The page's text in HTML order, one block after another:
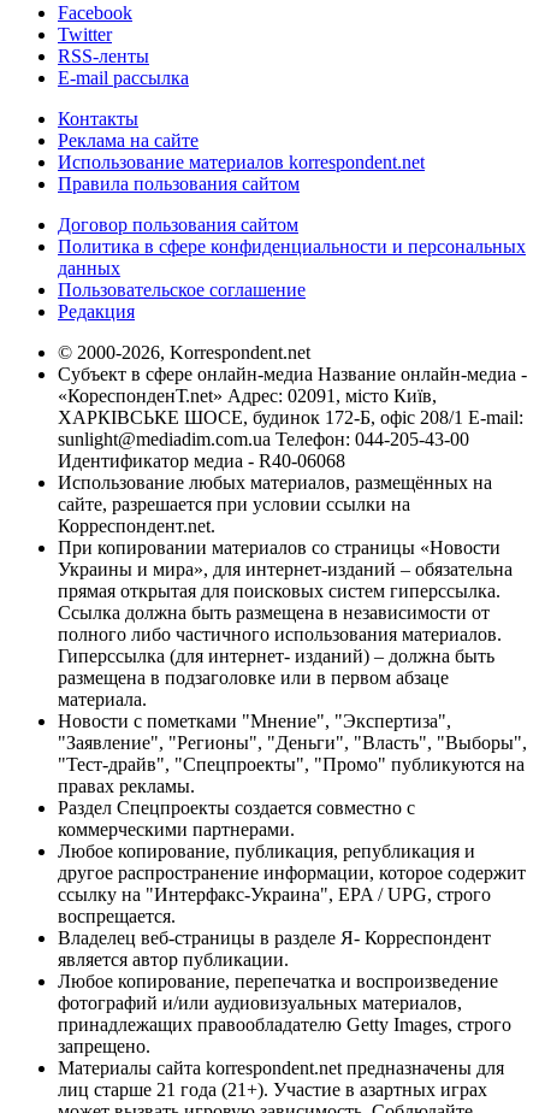
Facebook
Twitter
RSS-ленты
E-mail рассылка
Контакты
Реклама на сайте
Использование материалов korrespondent.net
Правила пользования сайтом
Договор пользования сайтом
Политика в сфере конфиденциальности и персональных
данных
Пользовательское соглашение
Редакция
© 2000-2026, Korrespondent.net
Субъект в сфере онлайн-медиа Название онлайн-медиа -
«КореспонденТ.net» Адрес: 02091, місто Київ,
ХАРКІВСЬКЕ ШОСЕ, будинок 172-Б, офіс 208/1 E-mail:
sunlight@mediadim.com.ua Телефон: 044-205-43-00
Идентификатор медиа - R40-06068
Использование любых материалов, размещённых на
сайте, разрешается при условии ссылки на
Корреспондент.net.
При копировании материалов со страницы «Новости
Украины и мира», для интернет-изданий – обязательна
прямая открытая для поисковых систем гиперссылка.
Ссылка должна быть размещена в независимости от
полного либо частичного использования материалов.
Гиперссылка (для интернет- изданий) – должна быть
размещена в подзаголовке или в первом абзаце
материала.
Новости с пометками "Мнение", "Экспертиза",
"Заявление", "Регионы", "Деньги", "Власть", "Выборы",
"Тест-драйв", "Спецпроекты", "Промо" публикуются на
правах рекламы.
Раздел Спецпроекты создается совместно с
коммерческими партнерами.
Любое копирование, публикация, републикация и
другое распространение информации, которое содержит
ссылку на "Интерфакс-Украина", EPA / UPG, строго
воспрещается.
Владелец веб-страницы в разделе Я- Корреспондент
является автор публикации.
Любое копирование, перепечатка и воспроизведение
фотографий и/или аудиовизуальных материалов,
принадлежащих правообладателю Getty Images, строго
запрещено.
Материалы сайта korrespondent.net предназначены для
лиц старше 21 года (21+). Участие в азартных играх